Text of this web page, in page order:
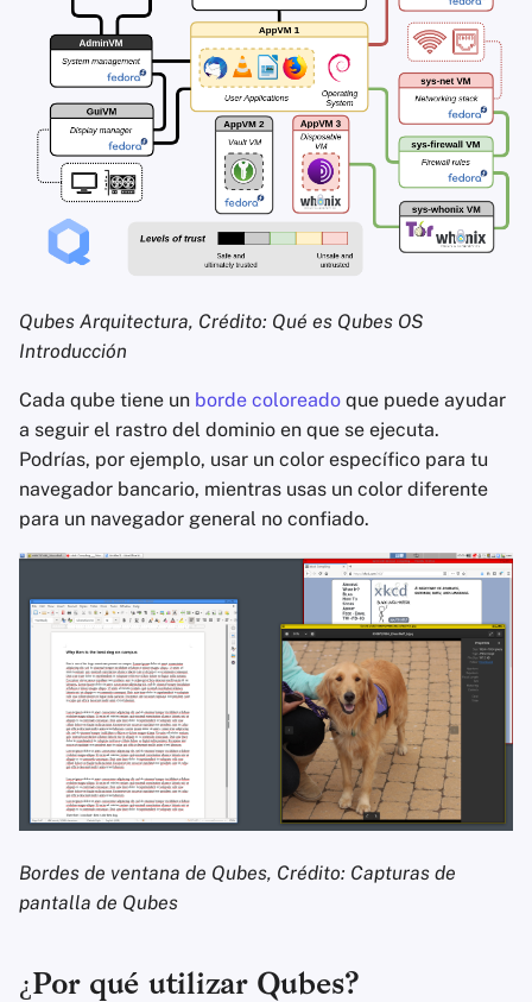
Autenticación
Multifactor
Agregadores de
Blocs de Notas
Suites de ofimática
Administradores de
Comunicación en
Redes Sociales
Qubes Arquitectura, Crédito: Qué es Qubes OS
Introducción
Cada qube tiene un borde coloreado que puede ayudar
a seguir el rastro del dominio en que se ejecuta.
Podrías, por ejemplo, usar un color específico para tu
navegador bancario, mientras usas un color diferente
para un navegador general no confiado.
Bordes de ventana de Qubes, Crédito: Capturas de
pantalla de Qubes
¿Por qué utilizar Qubes?